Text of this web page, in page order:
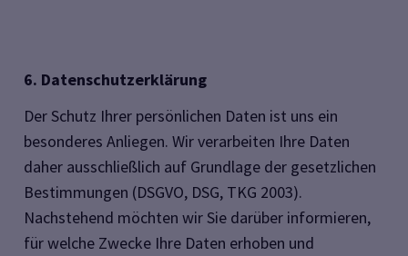
6. Datenschutzerklärung
Der Schutz Ihrer persönlichen Daten ist uns ein
besonderes Anliegen. Wir verarbeiten Ihre Daten
daher ausschließlich auf Grundlage der gesetzlichen
Bestimmungen (DSGVO, DSG, TKG 2003).
Nachstehend möchten wir Sie darüber informieren,
für welche Zwecke Ihre Daten erhoben und